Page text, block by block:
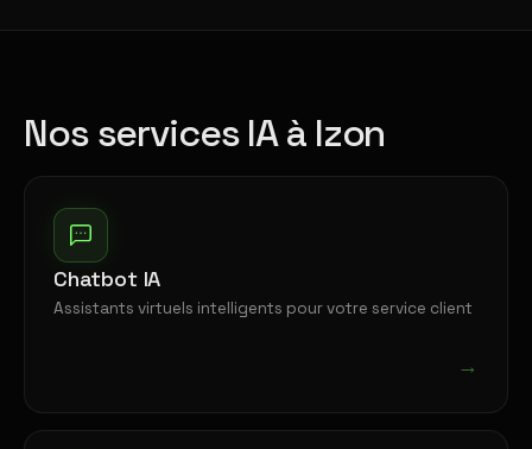
Nos services IA à Izon
Chatbot IA
Assistants virtuels intelligents pour votre service client
→